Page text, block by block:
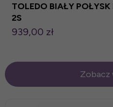
TOLEDO BIAŁY
2S
939,00 zł
Zobacz